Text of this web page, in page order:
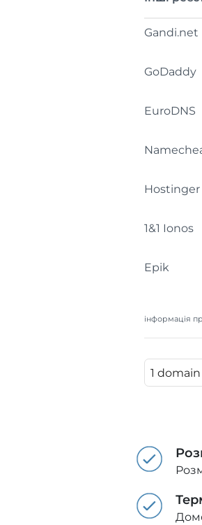
Gandi.net
GoDaddy
EuroDNS
Hostinger
1&1 Ionos
Epik
інформація